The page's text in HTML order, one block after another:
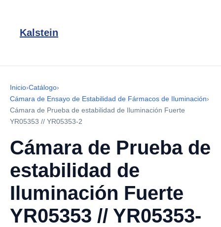
Kalstein
Inicio›Catálogo›
Cámara de Ensayo de Estabilidad de Fármacos de Iluminación›
Cámara de Prueba de estabilidad de Iluminación Fuerte
YR05353 // YR05353-2
Cámara de Prueba de
estabilidad de
Iluminación Fuerte
YR05353 // YR05353-